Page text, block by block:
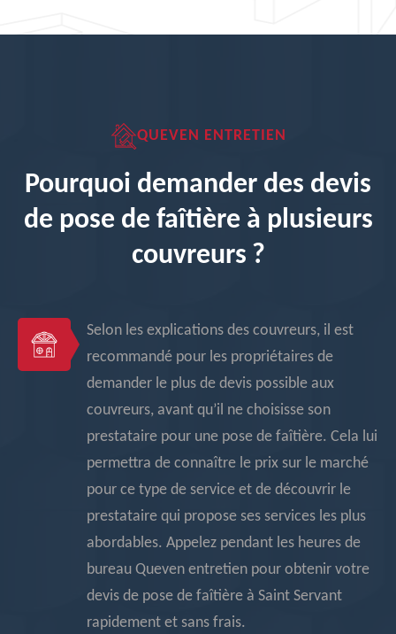
QUEVEN ENTRETIEN
Pourquoi demander des devis
de pose de faîtière à plusieurs
couvreurs ?
Selon les explications des couvreurs, il est
recommandé pour les propriétaires de
demander le plus de devis possible aux
couvreurs, avant qu’il ne choisisse son
prestataire pour une pose de faîtière. Cela lui
permettra de connaître le prix sur le marché
pour ce type de service et de découvrir le
prestataire qui propose ses services les plus
abordables. Appelez pendant les heures de
bureau Queven entretien pour obtenir votre
devis de pose de faîtière à Saint Servant
rapidement et sans frais.